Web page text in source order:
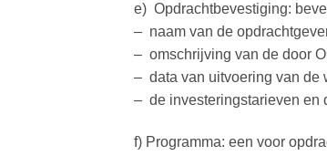
e) Opdrachtbevestiging:
– naam van de
– omschrijving van de door
– data van uitvoering van de
– de investeringstarieven en
f) Programma: een voor